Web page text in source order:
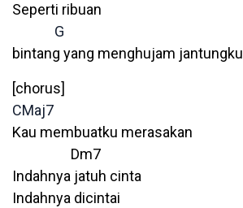
Seperti ribuan
G
bintang yang menghujam jantungku
[chorus]
CMaj7
Kau membuatku merasakan
Dm7
Indahnya jatuh cinta
Indahnya dicintai